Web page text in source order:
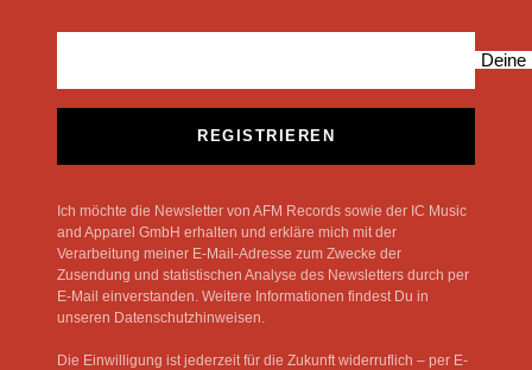
Deine
REGISTRIEREN
Ich möchte die Newsletter von AFM Records sowie der IC Music
and Apparel GmbH erhalten und erkläre mich mit der
Verarbeitung meiner E-Mail-Adresse zum Zwecke der
Zusendung und statistischen Analyse des Newsletters durch per
E-Mail einverstanden. Weitere Informationen findest Du in
unseren Datenschutzhinweisen.
Die Einwilligung ist jederzeit für die Zukunft widerruflich – per E-